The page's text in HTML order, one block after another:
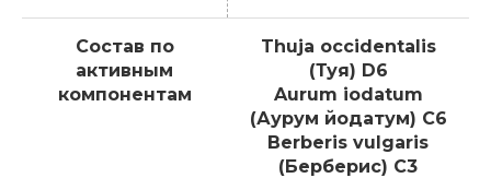
Состав по
активным
компонентам
Thuja occidentalis
(Туя) D6
Aurum iodatum
(Аурум йодатум) C6
Berberis vulgaris
(Берберис) C3